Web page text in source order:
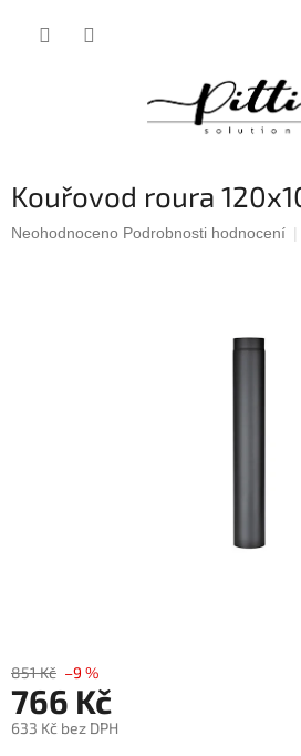
Kouřovod roura
Průměrné
Neohodnoceno Podrobnosti hodnocení
851 Kč –9 %
766 Kč
633 Kč bez DPH